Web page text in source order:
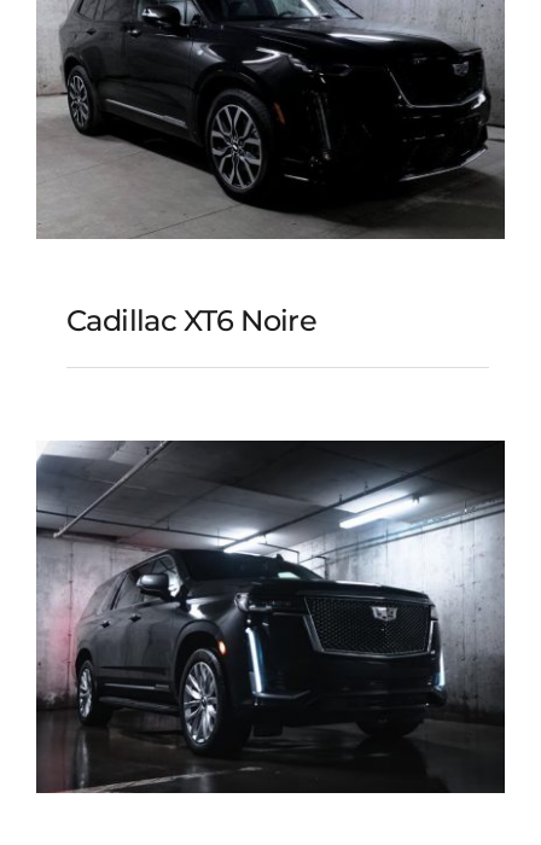
Cadillac XT6 noire
Cadillac XT6 Noire